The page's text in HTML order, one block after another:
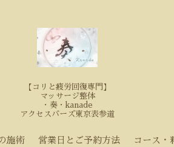
【コリと疲労回復専門】
マッサージ整体
・奏・kanade
アクセスバーズ東京表参道
施術 営業日とご予約方法 コース・